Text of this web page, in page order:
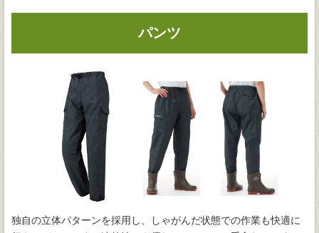
パンツ
独自の立体パターンを採用し、しゃがんだ状態での作業も快適に